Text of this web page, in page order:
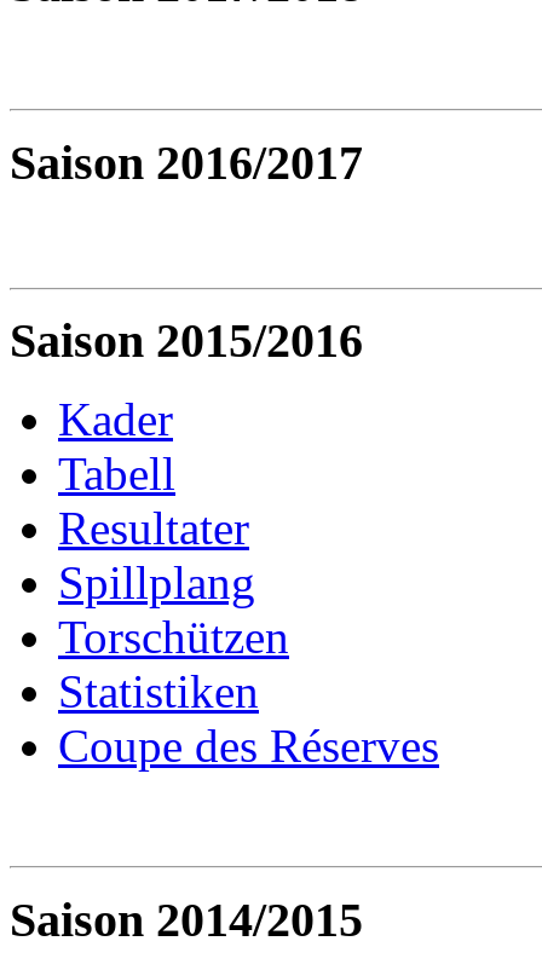
Saison 2016/2017
Saison 2015/2016
Kader
Tabell
Resultater
Spillplang
Torschützen
Statistiken
Coupe des Réserves
Saison 2014/2015